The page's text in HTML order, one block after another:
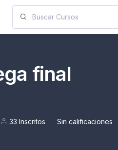
final
33 Inscritos Sin calificaciones